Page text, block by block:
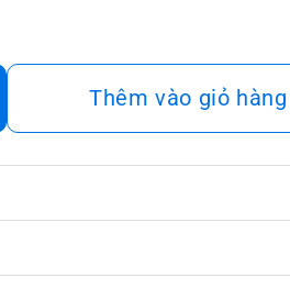
Thêm vào giỏ hàng